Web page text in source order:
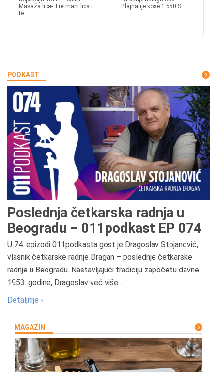
Masaža lica- Tretmani lica i
te...
Blajhanje kose 1.550 S...
PODKAST
Poslednja četkarska radnja u
Beogradu – 011podkast EP 074
U 74. epizodi 011podkasta gost je Dragoslav Stojanović,
vlasnik četkarske radnje Dragan – poslednje četkarske
radnje u Beogradu. Nastavljajući tradiciju započetu davne
1953. godine, Dragoslav već više...
Detaljnije ›
MAGAZIN